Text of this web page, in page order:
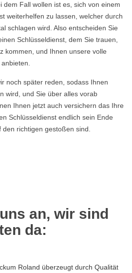
dem Fall wollen ist es, sich von einem
weiterhelfen zu lassen, welcher durch
schlagen wird. Also entscheiden Sie
Schlüsseldienst, dem Sie trauen,
kommen, und Ihnen unsere volle
noch später reden, sodass Ihnen
wird, und Sie über alles vorab
Ihnen jetzt auch versichern das Ihre
Schlüsseldienst endlich sein Ende
richtigen gestoßen sind.
an, wir sind
da:
Roland überzeugt durch Qualität